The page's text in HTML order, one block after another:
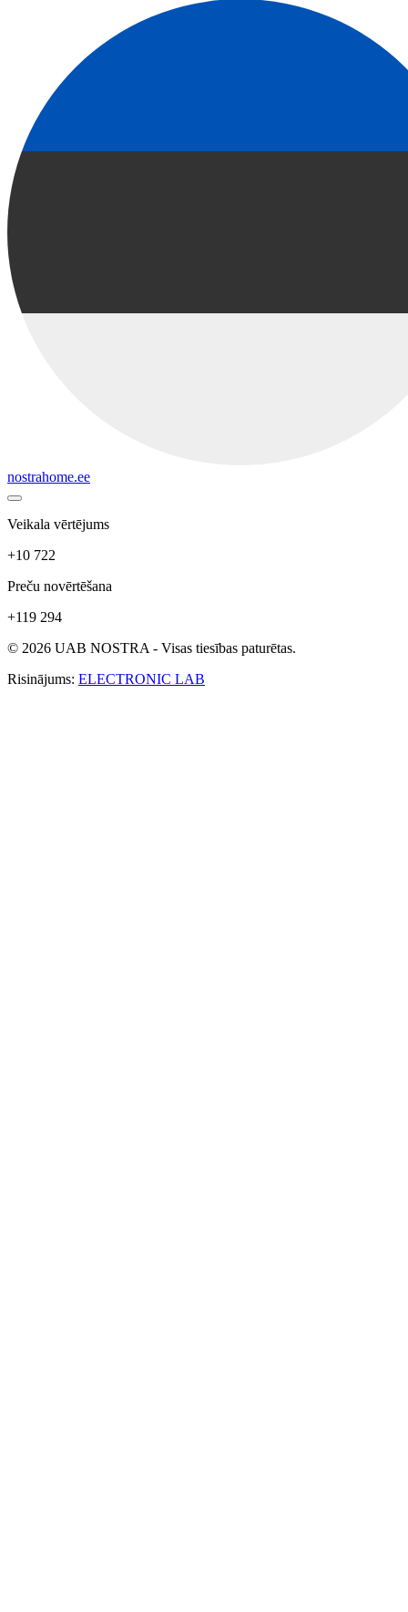
nostrahome.ee
Veikala vērtējums
+10 722
Preču novērtēšana
+119 294
© 2026 UAB NOSTRA - Visas tiesības paturētas.
Risinājums: ELECTRONIC LAB